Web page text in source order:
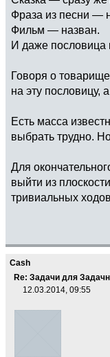
Фраза из песни —
Фильм — назван.
И даже пословица
Говоря о
на эту пословицу,
Есть масса
выбрать трудно.
Для
выйти из
тривиальных
Cash
Re: Задачи для
12.03.2014, 09:55